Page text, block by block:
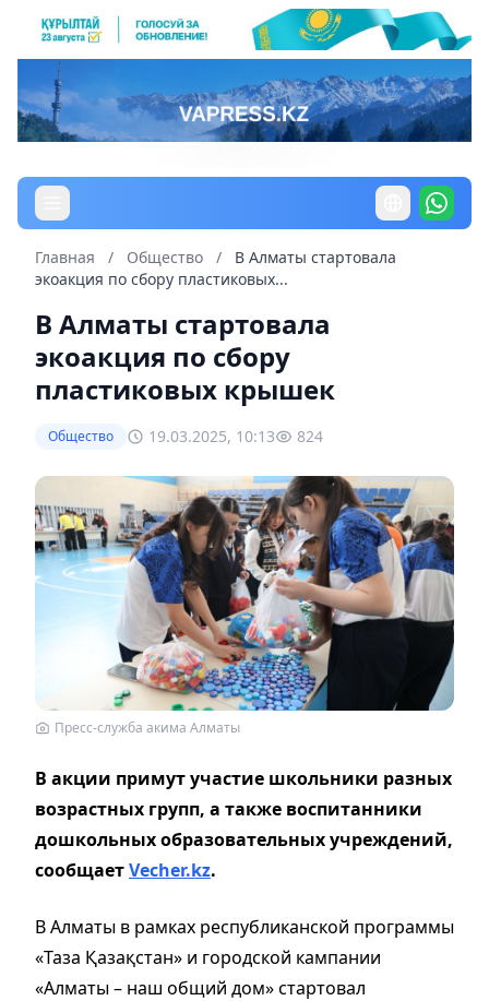
Главная / Общество /
В Алматы стартовала
экоакция по сбору пластиковых...
В Алматы стартовала
экоакция по сбору
пластиковых крышек
Общество 19.03.2025, 10:13 824
Пресс-служба акима Алматы
В акции примут участие школьники разных
возрастных групп, а также воспитанники
дошкольных образовательных учреждений,
сообщаетVecher.kz.
В Алматы в рамках республиканской программы
«Таза Қазақстан» и городской кампании
«Алматы – наш общий дом» стартовал